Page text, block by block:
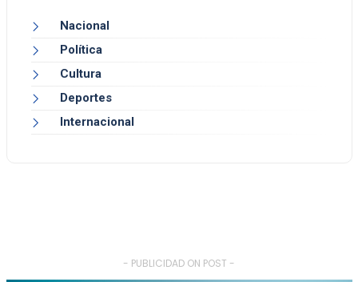
Nacional
Política
Cultura
Deportes
Internacional
- PUBLICIDAD ON POST -